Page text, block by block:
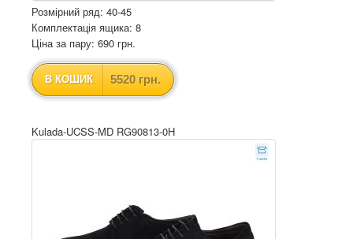
Розмірний ряд: 40-45
Комплектація ящика: 8
Ціна за пару: 690 грн.
В КОШИК 5520 грн.
Kulada-UCSS-MD RG90813-0H